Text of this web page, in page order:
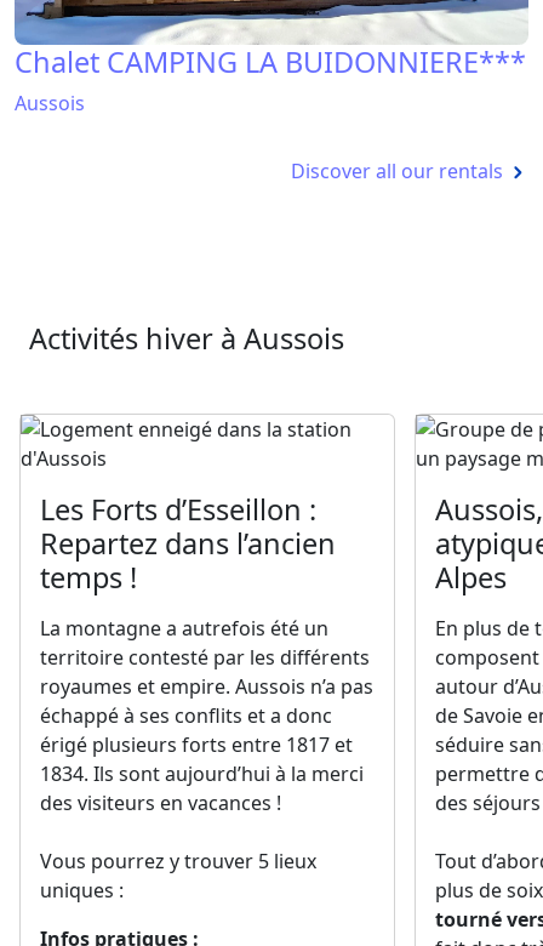
Chalet CAMPING LA BUIDONNIERE***
Aussois
Discover all our rentals
Activités hiver à Aussois
Les Forts d’Esseillon :
Repartez dans l’ancien
temps !
La montagne a autrefois été un
territoire contesté par les différents
royaumes et empire. Aussois n’a pas
échappé à ses conflits et a donc
érigé plusieurs forts entre 1817 et
1834. Ils sont aujourd’hui à la merci
des visiteurs en vacances !
Vous pourrez y trouver 5 lieux
uniques :
Infos pratiques :
Alpes
En plus de
autour
de Savoie
séduire
permettre
des
Tout
plus de
tourné